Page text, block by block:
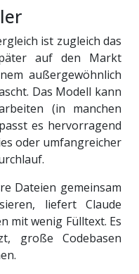
ist zugleich das
auf den Markt
außergewöhnlich
Das Modell kann
(in manchen
es hervorragend
oder umfangreicher
Dateien gemeinsam
liefert Claude
mit wenig Fülltext. Es
große Codebasen